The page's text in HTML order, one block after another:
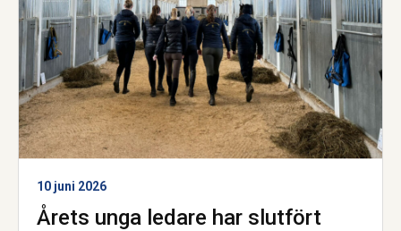
10 juni 2026
Årets unga ledare har slutfört